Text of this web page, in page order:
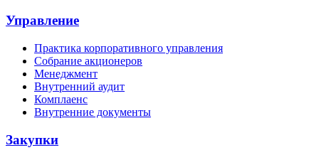
Управление
Практика корпоративного управления
Собрание акционеров
Менеджмент
Внутренний аудит
Комплаенс
Внутренние документы
Закупки